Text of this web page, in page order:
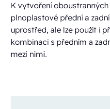
K vytvoření
plnoplastové přední a
uprostřed, ale lze použít i
kombinaci s předním a
mezi nimi.